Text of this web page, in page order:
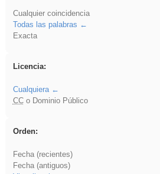
Cualquier coincidencia
Todas las palabras
Exacta
Licencia:
Cualquiera
CCo Dominio Público
Orden:
Fecha (recientes)
Fecha (antiguos)